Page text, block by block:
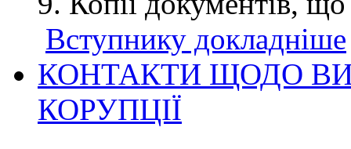
Вступнику докладніше
КОНТАКТИ ЩОДО
КОРУПЦІЇ